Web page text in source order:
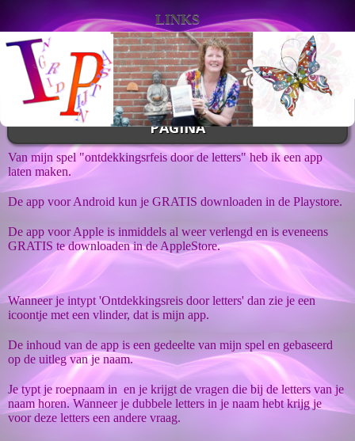
LINKS
PAGINA
Van mijn spel "ontdekkingsrfeis door de letters" heb ik een app
laten maken.
De app voor Android kun je GRATIS downloaden in de Playstore.
De app voor Apple is inmiddels al weer verlengd en is eveneens
GRATIS te downloaden in de AppleStore.
Wanneer je intypt 'Ontdekkingsreis door letters' dan zie je een
icoontje met een vlinder, dat is mijn app.
De inhoud van de app is een gedeelte van mijn spel en gebaseerd
op de uitleg van je naam.
Je typt je roepnaam in en je krijgt de vragen die bij de letters van je
naam horen. Wanneer je dubbele letters in je naam hebt krijg je
voor deze letters een andere vraag.